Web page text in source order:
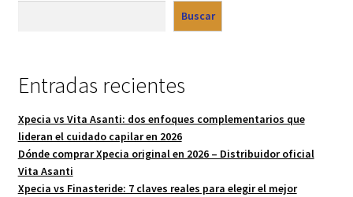
Buscar
Entradas recientes
Xpecia vs Vita Asanti: dos enfoques complementarios que
lideran el cuidado capilar en 2026
Dónde comprar Xpecia original en 2026 – Distribuidor oficial
Vita Asanti
Xpecia vs Finasteride: 7 claves reales para elegir el mejor